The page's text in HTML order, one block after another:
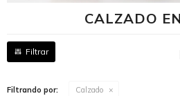
CALZADO
Filtrando por: Calzado